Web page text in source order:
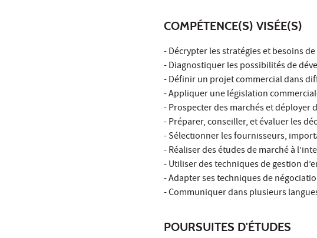
COMPÉTENCE(S) VISÉE(S)
- Décrypter les stratégies et besoins
- Diagnostiquer les possibilités de
- Définir un projet commercial dans
- Appliquer une législation
- Prospecter des marchés et déployer
- Préparer, conseiller, et évaluer les
- Sélectionner les fournisseurs,
- Réaliser des études de marché à
- Utiliser des techniques de gestion
- Adapter ses techniques de
- Communiquer dans plusieurs
POURSUITES D'ÉTUDES